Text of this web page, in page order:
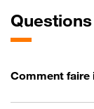
Comment faire